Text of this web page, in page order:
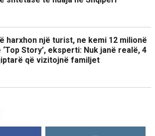
harxhon një turist, ne kemi 12 milionë
Story’, eksperti: Nuk janë realë, 4
që vizitojnë familjet